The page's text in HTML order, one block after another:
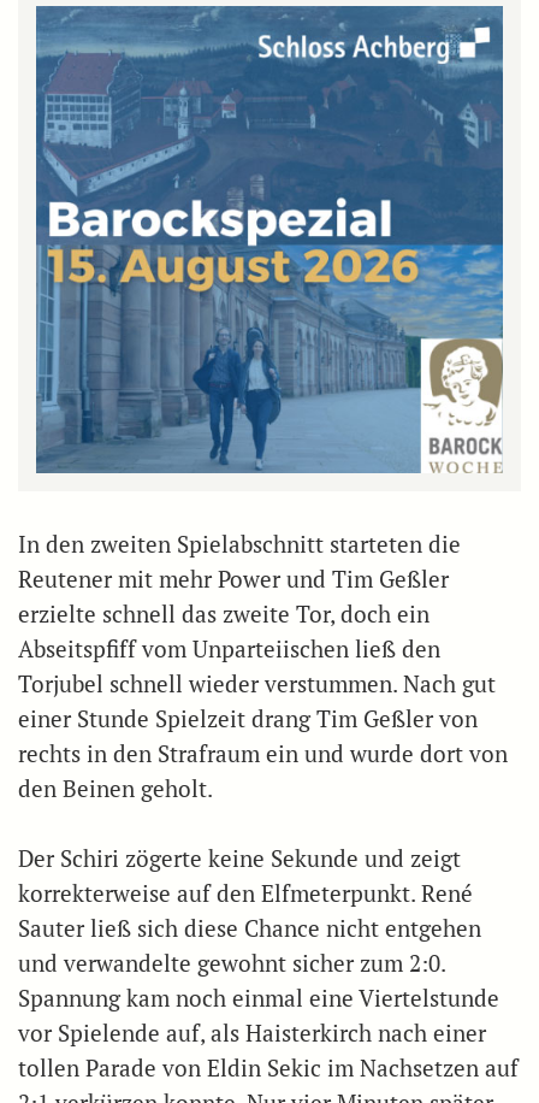
In den zweiten Spielabschnitt starteten die
Reutener mit mehr Power und Tim Geßler
erzielte schnell das zweite Tor, doch ein
Abseitspfiff vom Unparteiischen ließ den
Torjubel schnell wieder verstummen. Nach gut
einer Stunde Spielzeit drang Tim Geßler von
rechts in den Strafraum ein und wurde dort von
den Beinen geholt.
Der Schiri zögerte keine Sekunde und zeigt
korrekterweise auf den Elfmeterpunkt. René
Sauter ließ sich diese Chance nicht entgehen
und verwandelte gewohnt sicher zum 2:0.
Spannung kam noch einmal eine Viertelstunde
vor Spielende auf, als Haisterkirch nach einer
tollen Parade von Eldin Sekic im Nachsetzen auf